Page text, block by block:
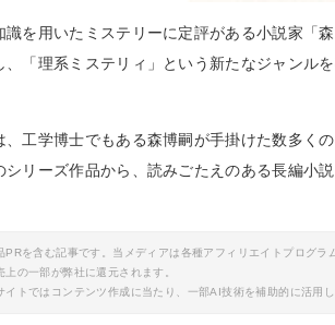
識を用いたミステリーに定評がある小説家「
、「理系ミステリィ」という新たなジャンル
、工学博士でもある森博嗣が手掛けた数多く
シリーズ作品から、読みごたえのある長編小
を含む記事です。当メディアは各種アフィリエイトプログ
上の一部が弊社に還元されます。
トではコンテンツ作成に当たり、一部AI技術を補助的に活用し